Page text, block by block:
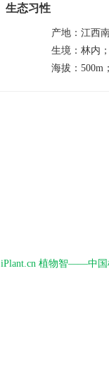
生态习性
产地 ： 江西
生境 ： 林内
海拔 ： 500m
iPlant.cn 植物智——中国